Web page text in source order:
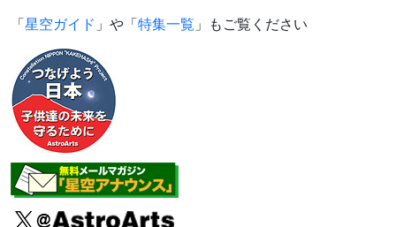
「星空ガイド 」や「特集一覧 」もご覧ください